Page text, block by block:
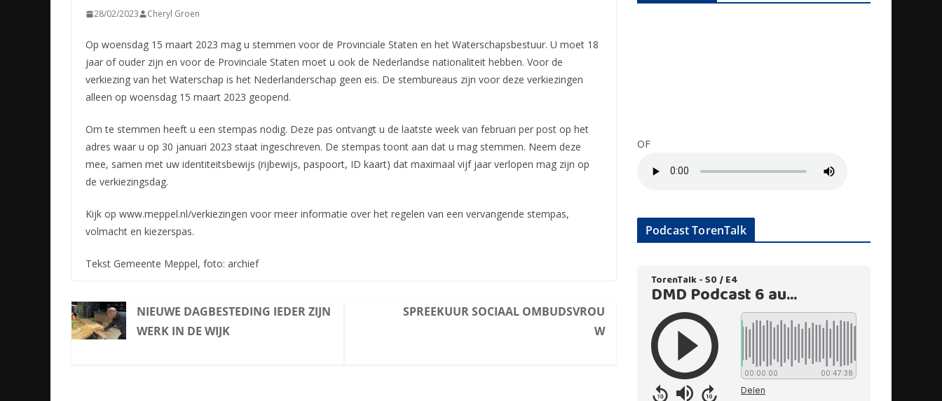
28/02/2023 Cheryl Groen
Op woensdag 15 maart 2023 mag u stemmen voor de Provinciale Staten en het Waterschapsbestuur. U moet 18
jaar of ouder zijn en voor de Provinciale Staten moet u ook de Nederlandse nationaliteit hebben. Voor de
verkiezing van het Waterschap is het Nederlanderschap geen eis. De stembureaus zijn voor deze verkiezingen
alleen op woensdag 15 maart 2023 geopend.
Om te stemmen heeft u een stempas nodig. Deze pas ontvangt u de laatste week van februari per post op het
adres waar u op 30 januari 2023 staat ingeschreven. De stempas toont aan dat u mag stemmen. Neem deze
mee, samen met uw identiteitsbewijs (rijbewijs, paspoort, ID kaart) dat maximaal vijf jaar verlopen mag zijn op
de verkiezingsdag.
Kijk op www.meppel.nl/verkiezingen voor meer informatie over het regelen van een vervangende stempas,
volmacht en kiezerspas.
Tekst Gemeente Meppel, foto: archief
NIEUWE DAGBESTEDING IEDER ZIJN
WERK IN DE WIJK
SPREEKUUR SOCIAAL OMBUDSVROU
W
OF
Podcast TorenTalk